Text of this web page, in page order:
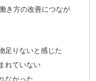
き方の改善につなが
足りないと感じた
れていない
なかった